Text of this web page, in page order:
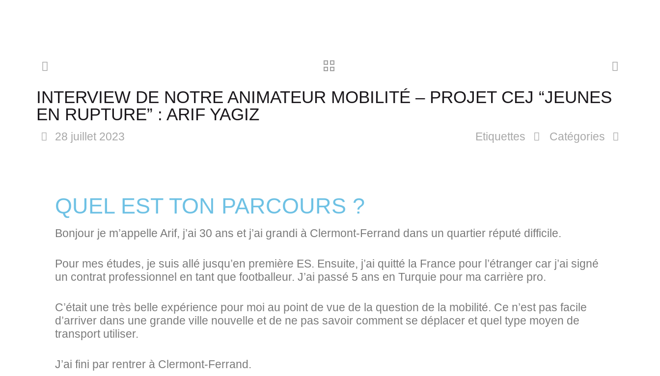
INTERVIEW DE NOTRE ANIMATEUR MOBILITÉ – PROJET CEJ “JEUNES
EN RUPTURE” : ARIF YAGIZ
28 juillet 2023 Catégories
Etiquettes
QUEL EST TON PARCOURS ?
Bonjour je m’appelle Arif, j’ai 30 ans et j’ai grandi à Clermont-Ferrand dans un quartier réputé difficile.
Pour mes études, je suis allé jusqu’en première ES. Ensuite, j’ai quitté la France pour l’étranger car j’ai signé
un contrat professionnel en tant que footballeur. J’ai passé 5 ans en Turquie pour ma carrière pro.
C’était une très belle expérience pour moi au point de vue de la question de la mobilité. Ce n’est pas facile
d’arriver dans une grande ville nouvelle et de ne pas savoir comment se déplacer et quel type moyen de
transport utiliser.
J’ai fini par rentrer à Clermont-Ferrand.